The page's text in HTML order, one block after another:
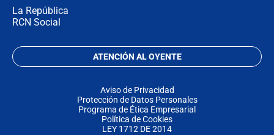
La República
RCN Social
ATENCIÓN AL OYENTE
Aviso de Privacidad
Protección de Datos Personales
Programa de Ética Empresarial
Política de Cookies
LEY 1712 DE 2014